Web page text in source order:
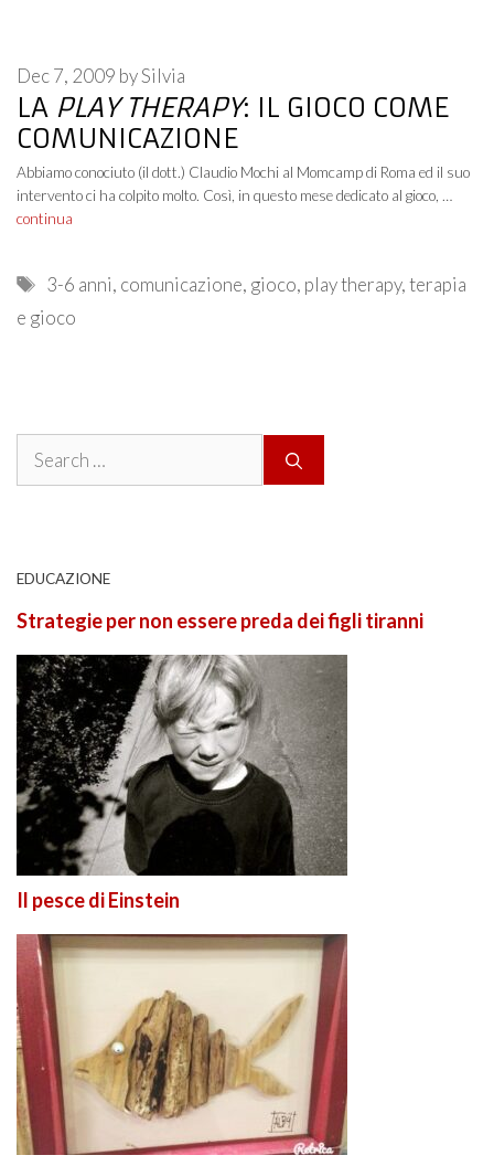
LA PLAY THERAPY: IL GIOCO COME
COMUNICAZIONE
Dec 7, 2009 bySilvia
Abbiamo conociuto (il dott.) Claudio Mochi al Momcamp di Roma ed il suo
intervento ci ha colpito molto. Così, in questo mese dedicato al gioco, …
continua
Tags
3-6 anni, comunicazione, gioco, play therapy,terapia
e gioco
Search
EDUCAZIONE
Strategie per non essere preda dei figli tiranni
Il pesce di Einstein